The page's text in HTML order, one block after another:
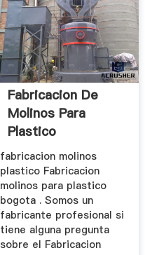
Fabricacion De
Molinos Para
Plastico
fabricacion molinos
plastico Fabricacion
molinos para plastico
bogota . Somos un
fabricante profesional si
tiene alguna pregunta
sobre el Fabricacion